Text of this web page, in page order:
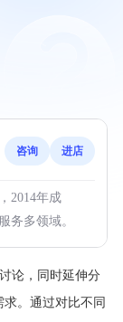
咨询 进店
2014年成
务多领域。
论，同时延伸分
。通过对比不同